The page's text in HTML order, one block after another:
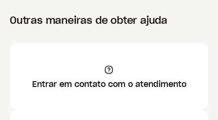
Outras maneiras de obter ajuda
Entrar em contato com o atendimento